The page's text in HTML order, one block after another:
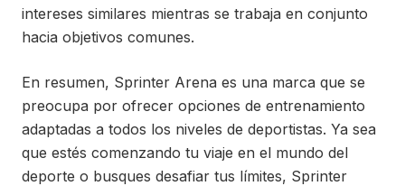
intereses similares mientras se trabaja en conjunto
hacia objetivos comunes.
En resumen, Sprinter Arena es una marca que se
preocupa por ofrecer opciones de entrenamiento
adaptadas a todos los niveles de deportistas. Ya sea
que estés comenzando tu viaje en el mundo del
deporte o busques desafiar tus límites, Sprinter